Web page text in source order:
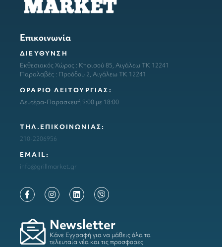
Επικοινωνία
ΔΙΕΥΘΥΝΣΗ
Εκθεσιακός Χώρος : Κηφισού 85, Αιγάλεω ΤΚ 12241
Παραλαβές : Προόδου 2, Αιγάλεω ΤΚ 12241
ΩΡΑΡΙΟ ΛΕΙΤΟΥΡΓΙΑΣ:
Δευτέρα-Παρασκευή 9:00 με 18:00
ΤΗΛ.ΕΠΙΚΟΙΝΩΝΙΑΣ:
210-2206956
ΕΜΑΙL:
info@grillmarket.gr
Newsletter
Κάνε Εγγραφή για να μάθεις όλα τα
τελευταία νέα και τις προσφορές